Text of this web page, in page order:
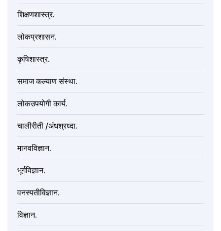
शिक्षणशास्त्र.
लोकप्रशासन.
कृषिशास्त्र.
समाज कल्याण संस्था.
लोकउपयोगी कार्य.
चालीरीती /अंधश्रध्दा.
मानवविज्ञान.
भूर्गविज्ञान.
वनस्पतीविज्ञान.
विज्ञान.